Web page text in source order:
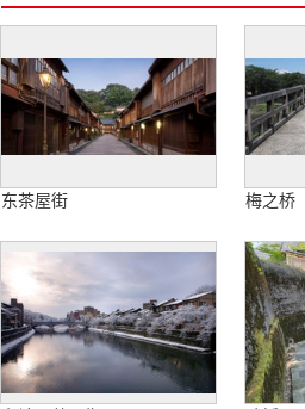
东茶屋街 梅之桥